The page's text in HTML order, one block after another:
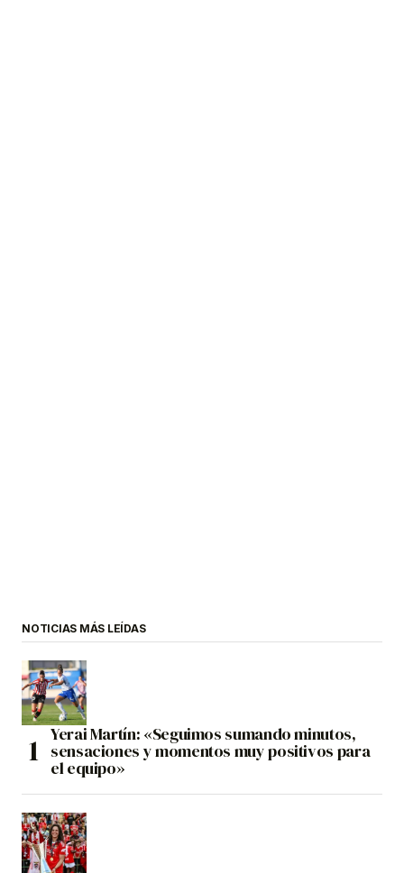
NOTICIAS MÁS LEÍDAS
Yerai Martín: «Seguimos sumando minutos,
sensaciones y momentos muy positivos para
el equipo»